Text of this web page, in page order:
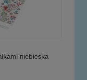
niebieska